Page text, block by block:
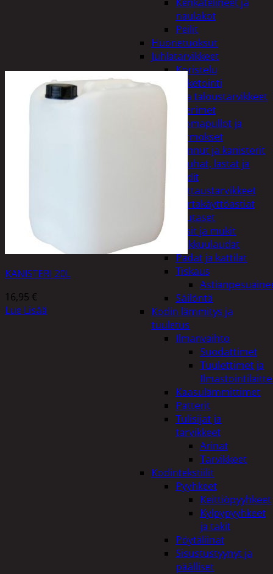
naulakot
Peilit
Huonetuoksut
Juhlatarvikkeet
Koristelu
Paketointi
Keittiö ja taloustarvikkeet
Aterimet
Juomapullot ja
termokset
Kannut ja kanisterit
Kauhat, lastat ja
sudit
Kattaustarvikkeet
Kertakäyttöastiat
Lautaset
Lasit ja mukit
Leikkuulaudat
Padat ja kattilat
Tiskaus
Säilöntä
Kodin lämmitys ja
tuuletus
Ilmanvaihto
Suodattimet
Tuulettimet ja
Kaasulämmittimet
Patterit
Tulisijat ja
tarvikkeet
Arinat
Tarvikkeet
Kodintekstiilit
Pyyhkeet
Keittiöpyyhkeet
Kylpypyyhkeet
ja takit
Pöytäliinat
Sisustustyynyt ja
päälliset
KANISTERI 20L
16,95 €
Lue Lisää